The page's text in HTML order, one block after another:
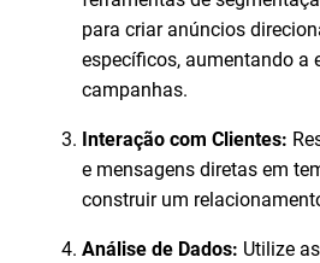
para criar anúncios
específicos, aumentando a
campanhas.
Interação com Clientes:
e mensagens diretas em
construir um
Análise de Dados: Utilize